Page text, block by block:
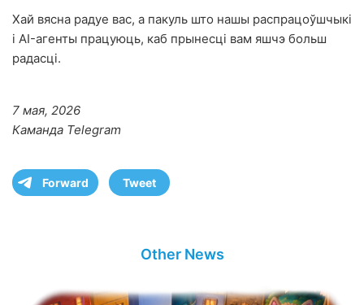
Хай вясна радуе вас, а пакуль што нашы распрацоўшчыкі
і AI-агенты працуюць, каб прынесці вам яшчэ больш
радасці.
7 мая, 2026
Каманда Telegram
Forward Tweet
Other News